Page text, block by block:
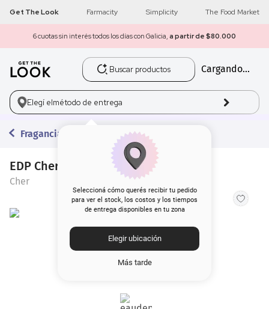
Get The Look Farmacity Simplicity The Food Market
6 cuotas sin interés todos los días con Galicia, a partir de $80.000
Buscar productos
Cargando...
Elegí elmétodo de entrega
Seleccioná cómo querés recibir tu pedido
para ver el stock, los costos y los tiempos
de entrega disponibles en tu zona
Elegir ubicación
Más tarde
Fragancias
EDP Cher Zarci x 50 ml
Cher
1 get the look
2 máscara pestañas
3.
5.
6.